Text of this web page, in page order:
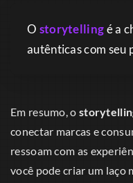
O storytellingé a
autênticas com seu
Em resumo, o
conectar marcas e
ressoam com as
você pode criar um laço